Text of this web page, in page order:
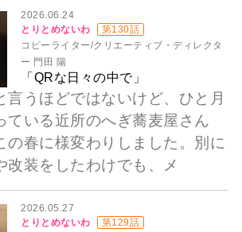
2026.06.24
とりとめないわ
第130話
コピーライター/クリエーティブ・ディレクタ
ー 門田 陽
「QRな日々の中で」
言うほどではないけど、ひと月
ている近所のへぎ蕎麦屋さん
の春に様変わりしました。別に
改装をしたわけでも、メ
2026.05.27
とりとめないわ
第129話